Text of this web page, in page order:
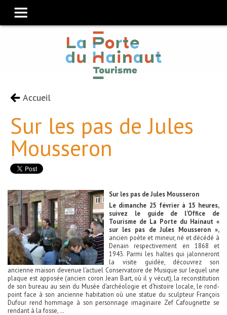
Accueil
Sur les pas de Jules
Mousseron
Sur les pas de Jules Mousseron
Le dimanche 25 février à 15 heures,
suivez le guide de l’Office de
Tourisme de La Porte du Hainaut «
sur les pas de Jules Mousseron »,
ancien poète et mineur, né et décédé à
Denain respectivement en 1868 et
1943. Parmi les haltes qui jalonneront
la visite guidée, découvrez son
ancienne maison devenue l’actuel Conservatoire de Musique sur lequel une
plaque est apposée (ancien coron Jean Bart, où il y vécut), la reconstitution
de son bureau au sein du Musée d’archéologie et d’histoire locale, le rond-
point face à son ancienne habitation où une statue du sculpteur François
Dufour rend hommage à son personnage imaginaire Zef Cafougnette se
rendant à la fosse, …